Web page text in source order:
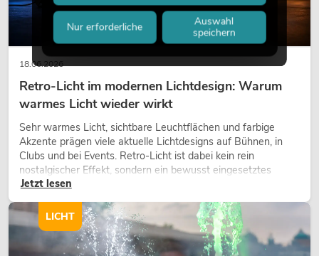
18.06.2026
Retro-Licht im modernen Lichtdesign: Warum
warmes Licht wieder wirkt
Sehr warmes Licht, sichtbare Leuchtflächen und farbige
Akzente prägen viele aktuelle Lichtdesigns auf Bühnen, in
Clubs und bei Events. Retro-Licht ist dabei kein rein
nostalgischer Effekt, sondern ein bewusst eingesetztes
Gestaltungsmittel: Es schafft Atmosphäre, gibt Szenen
Charakter und kann technische LED-Setups emotionaler
wirken lassen.
Jetzt lesen
LICHT
Nur erforderliche
Auswahl
speichern